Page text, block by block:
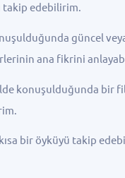
takip edebilirim.
güncel
ana fikrini
konuşulduğunda bir
bir öyküyü takip